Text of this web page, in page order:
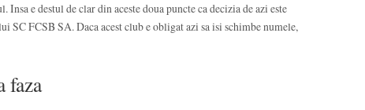
e destul de clar din aceste doua puncte ca decizia de azi este
SC FCSB SA. Daca acest club e obligat azi sa isi schimbe numele,
faza